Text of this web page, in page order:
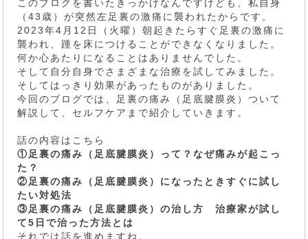
このブログを書いたきっかけなんですけども、私自身
（43歳）が突然左足裏の激痛に襲われたからです。
2023年4月12日（火曜）朝起きたらすぐ足裏の激痛に
襲われ、踵を床につけることができなくなりました。
何か心あたりになることはありませんでした。
そして自分自身でさまざまな治療を試してみました。
そしてはっきり効果があったものがありました。
今回のブログでは、足裏の痛み（足底腱膜炎）ついて
解説して、セルフケアまで紹介していきます。
話の内容はこちら
①足裏の痛み（足底腱膜炎）って？なぜ痛みが起こっ
た？
②足裏の痛み（足底腱膜炎）になったときすぐに試し
たい対処法
③足裏の痛み（足底腱膜炎）の治し方 治療家が試し
て5日で治った方法とは
それでは話を進めますね。